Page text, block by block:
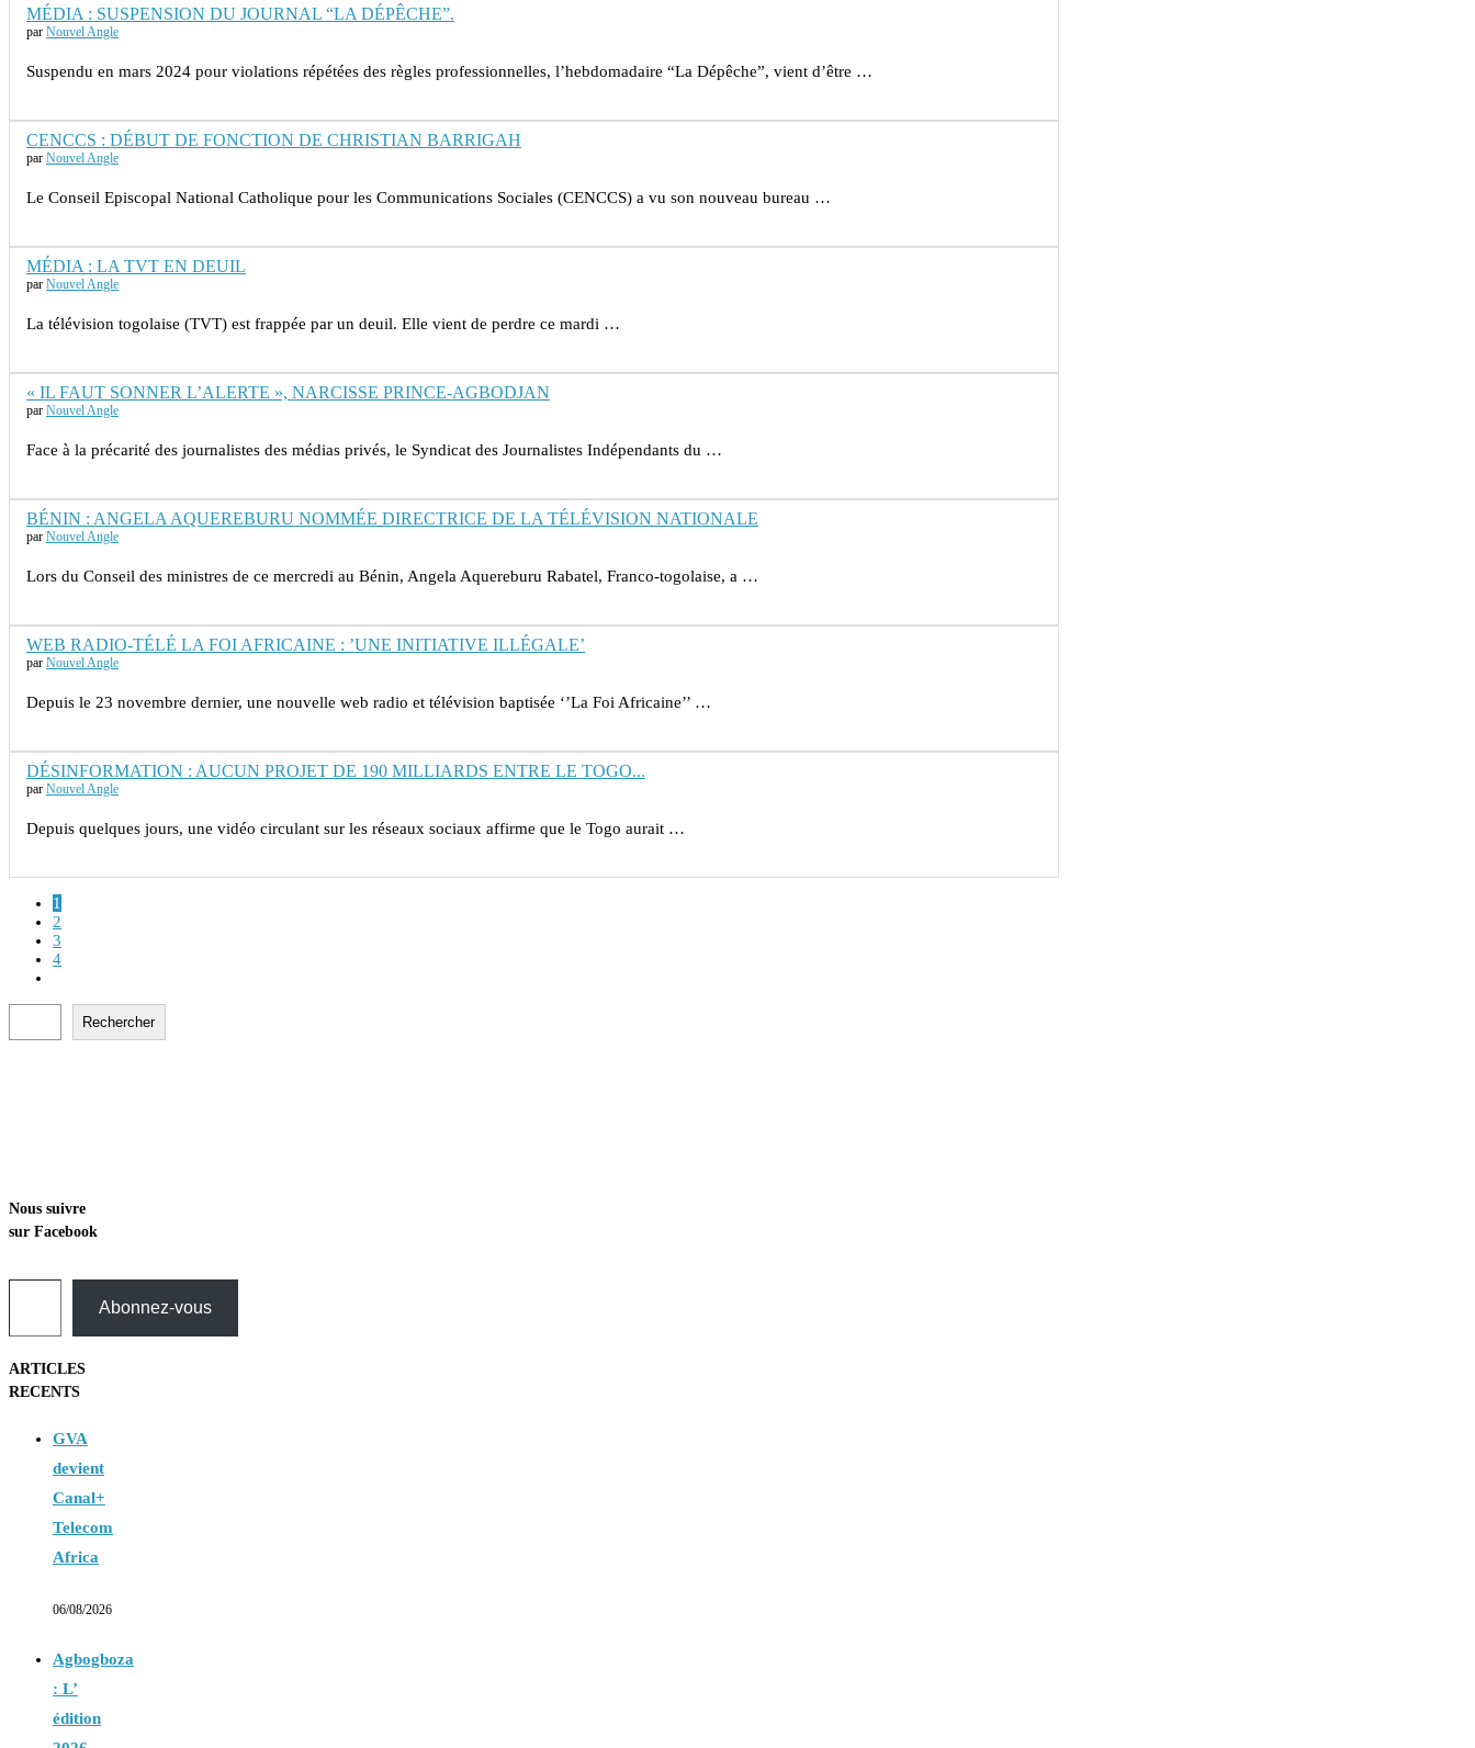
MÉDIA : SUSPENSION DU JOURNAL “LA DÉPÊCHE”.
par Nouvel Angle
Suspendu en mars 2024 pour violations répétées des règles professionnelles, l’hebdomadaire “La Dépêche”, vient d’être …
CENCCS : DÉBUT DE FONCTION DE CHRISTIAN BARRIGAH
par Nouvel Angle
Le Conseil Episcopal National Catholique pour les Communications Sociales (CENCCS) a vu son nouveau bureau …
MÉDIA : LA TVT EN DEUIL
par Nouvel Angle
La télévision togolaise (TVT) est frappée par un deuil. Elle vient de perdre ce mardi …
« IL FAUT SONNER L’ALERTE », NARCISSE PRINCE-AGBODJAN
par Nouvel Angle
Face à la précarité des journalistes des médias privés, le Syndicat des Journalistes Indépendants du …
BÉNIN : ANGELA AQUEREBURU NOMMÉE DIRECTRICE DE LA TÉLÉVISION NATIONALE
par Nouvel Angle
Lors du Conseil des ministres de ce mercredi au Bénin, Angela Aquereburu Rabatel, Franco-togolaise, a …
WEB RADIO-TÉLÉ LA FOI AFRICAINE : ’UNE INITIATIVE ILLÉGALE’
par Nouvel Angle
Depuis le 23 novembre dernier, une nouvelle web radio et télévision baptisée ‘’La Foi Africaine’’ …
DÉSINFORMATION : AUCUN PROJET DE 190 MILLIARDS ENTRE LE TOGO...
par Nouvel Angle
Depuis quelques jours, une vidéo circulant sur les réseaux sociaux affirme que le Togo aurait …
1
2
3
4
Rechercher
Rechercher
Nous suivre
sur Facebook
Saisissez votre adresse e-mail…
Abonnez-vous
ARTICLES
RECENTS
GVA
devient
Canal+
Telecom
Africa
06/08/2026
Agbogboza
: L’
édition